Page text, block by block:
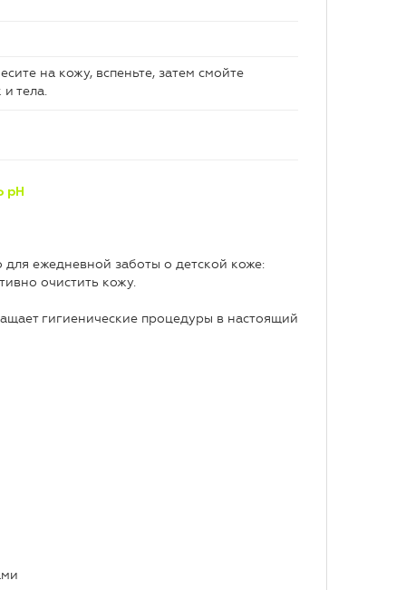
на кожу, вспеньте, затем смойте
тела.
рН
ежедневной заботы о детской коже:
очистить кожу.
гигиенические процедуры в настоящий